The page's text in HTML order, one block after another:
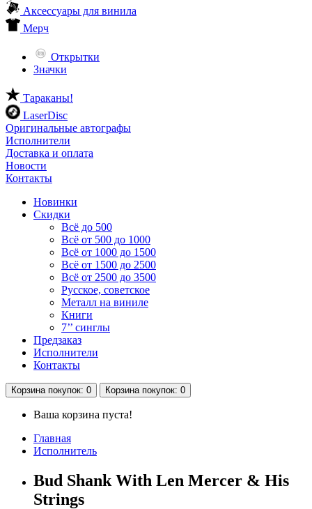
Аксессуары для винила
Мерч
Открытки
Значки
Тараканы!
LaserDisc
Оригинальные автографы
Исполнители
Доставка и оплата
Новости
Контакты
Новинки
Скидки
Всё до 500
Всё от 500 до 1000
Всё от 1000 до 1500
Всё от 1500 до 2500
Всё от 2500 до 3500
Русское, советское
Металл на виниле
Книги
7’’ синглы
Предзаказ
Исполнители
Контакты
Корзина покупок: 0 Корзина покупок: 0
Ваша корзина пуста!
Главная
Исполнитель
Bud Shank With Len Mercer & His
Strings